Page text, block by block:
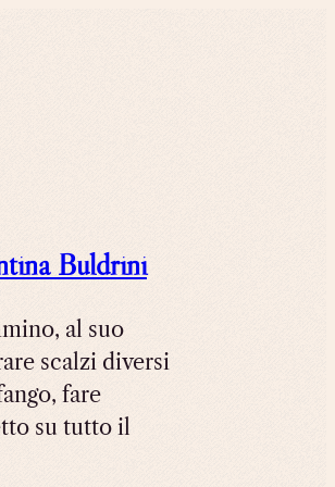
Buldrini
al suo
scalzi diversi
fare
su tutto il